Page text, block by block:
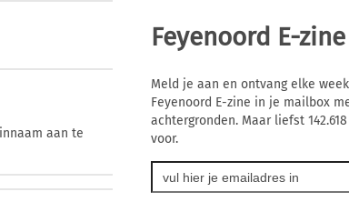
aan te
Feyenoord E-zine
Meld je aan en ontvang elke
Feyenoord E-zine in je mailbox
achtergronden. Maar liefst
voor.